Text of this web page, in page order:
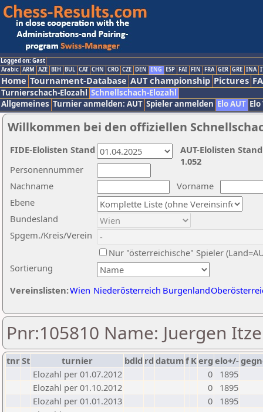
Logged on: Gast
Arabic ARM AZE BIH BUL CAT CHN CRO CZE DEN ENG ESP FAI FIN FRA GER GRE INA
Home Tournament-Database AUT championship Pictures
Turnierschach-Elozahl Schnellschach-Elozahl
Allgemeines Turnier anmelden: AUT Spieler anmelden Elo AUT
Willkommen bei den offiziellen
Nachname
Vorname
Ebene
Sortierung
Personennummer
Bundesland
Spgem./Kreis/Verein
Nur "österreichische" Spieler
Vereinslisten:Wien Niederösterreich Burgenland
AUT-Elolisten
1.052
FIDE-Elolisten Stand
Pnr:105810 Name: Juergen
tnrSt turnier bdld rd datumf Kerg elo+/-
Elozahl per 01.07.2012
0
1895
Elozahl per 01.10.2012
0
1895
Elozahl per 01.01.2013
0
1895